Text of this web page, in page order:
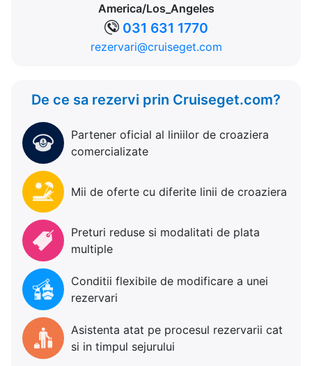
America/Los_Angeles
031 631 1770
rezervari@cruiseget.com
De ce sa rezervi prin Cruiseget.com?
Partener oficial al liniilor de croaziera
comercializate
Mii de oferte cu diferite linii de croaziera
Preturi reduse si modalitati de plata
multiple
Conditii flexibile de modificare a unei
rezervari
Asistenta atat pe procesul rezervarii cat
si in timpul sejurului